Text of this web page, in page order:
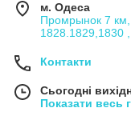
м. Одеса
Промрынок 7
1828.1829,1830
Контакти
Сьогодні
Показати весь